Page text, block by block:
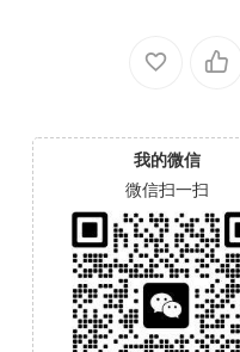
我的微信
微信扫一扫